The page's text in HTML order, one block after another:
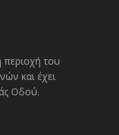
περιοχή του
και έχει
Οδού.